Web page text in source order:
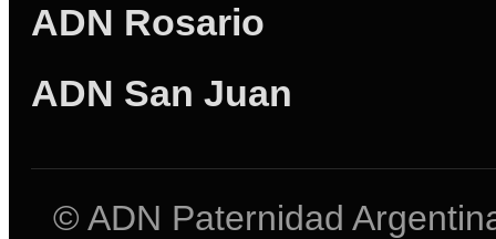
ADN Rosario
ADN San Juan
© ADN Paternidad